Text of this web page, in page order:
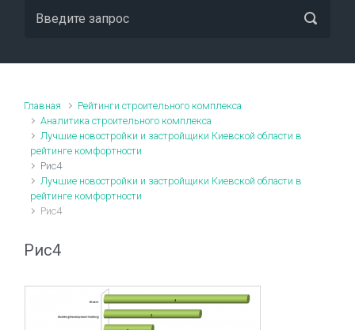
Главная
Рейтинги строительного комплекса
Аналитика строительного комплекса
Лучшие новостройки и застройщики Киевской области в
рейтинге комфортности
Рис4
Лучшие новостройки и застройщики Киевской области в
рейтинге комфортности
Рис4
Рис4